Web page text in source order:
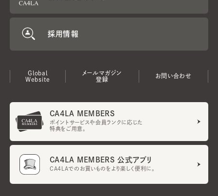
採用情報
Global
Website
メールマガジン
登録
お問い合わせ
CA4LA MEMBERS
ポイントサービスや会員ランクに応じた
特典をご用意。
CA4LA MEMBERS 公式アプリ
CA4LAでのお買いものをより楽しく便利に。